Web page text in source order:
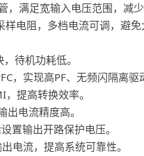
满足宽输入电压范围，减少
样电阻，多档电流可调，避
待机功耗低。
，实现高PF、无频闪隔离驱
提高转换效率。
电流精度高。
置输出开路保护电压。
电流，提高系统可靠性。